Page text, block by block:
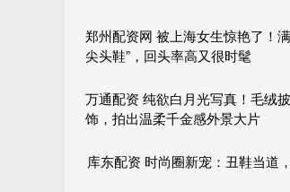
郑州配资网 被上海女生惊艳了！
尖头鞋”，回头率高又很时髦
万通配资 纯欲白月光写真！毛绒
饰，拍出温柔千金感外景大片
库东配资 时尚圈新宠：丑鞋当道